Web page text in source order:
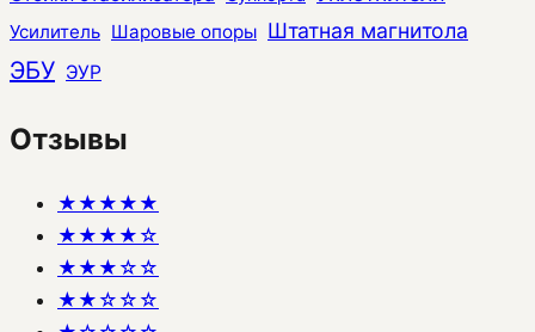
Усилитель Шаровые опоры Штатная магнитола
ЭБУ ЭУР
Отзывы
★★★★★
★★★★☆
★★★☆☆
★★☆☆☆